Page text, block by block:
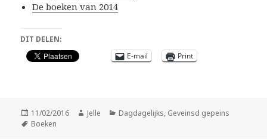
De boeken van 2014
DIT DELEN:
E-mail
Print
Geplaatst
op
11/02/2016 Auteur
Jelle Categorieën
Dagdagelijks, Geveinsd gepeins
Tags
Boeken